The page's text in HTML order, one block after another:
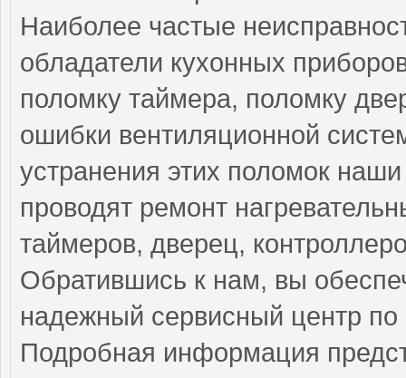
Наиболее частые
обладатели кухонных
поломку таймера, поломку
ошибки вентиляционной
устранения этих поломок
проводят ремонт
таймеров, дверец,
Обратившись к нам, вы
надежный сервисный центр по
Подробная информация